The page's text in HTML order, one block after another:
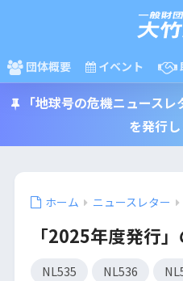
団体概要 イベント
「地球号の危機ニュースレ
を発行し
ホーム ニュースレター
「2025年度発行
NL535 NL536